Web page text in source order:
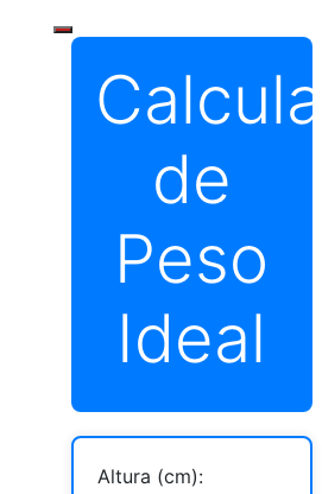
de
Peso
Ideal
Altura (cm):